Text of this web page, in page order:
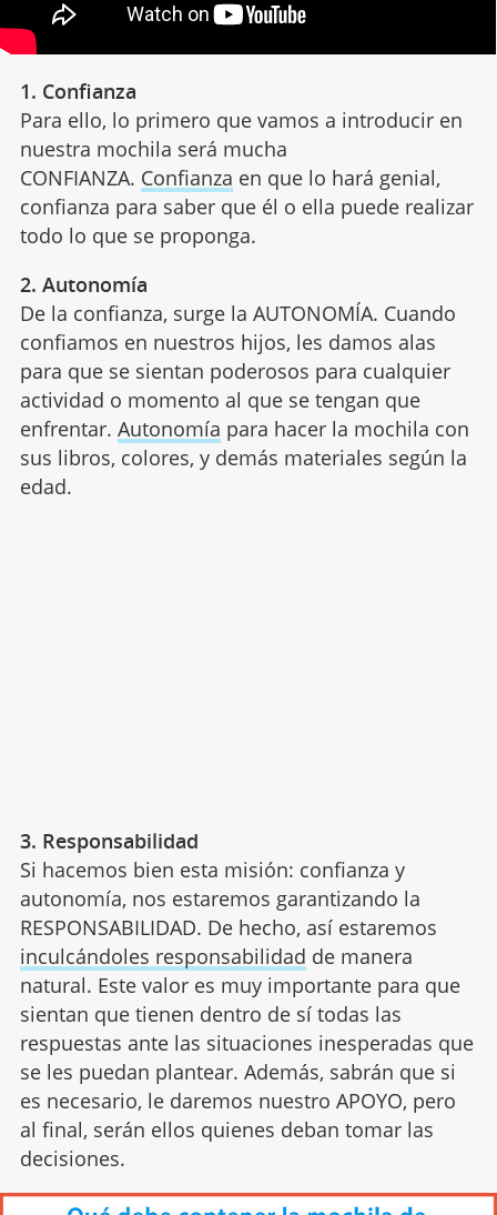
1. Confianza
Para ello, lo primero que vamos a introducir en
nuestra mochila será mucha
CONFIANZA. Confianza en que lo hará genial,
confianza para saber que él o ella puede realizar
todo lo que se proponga.
2. Autonomía
De la confianza, surge la AUTONOMÍA. Cuando
confiamos en nuestros hijos, les damos alas
para que se sientan poderosos para cualquier
actividad o momento al que se tengan que
enfrentar. Autonomía para hacer la mochila con
sus libros, colores, y demás materiales según la
edad.
3. Responsabilidad
Si hacemos bien esta misión: confianza y
autonomía, nos estaremos garantizando la
RESPONSABILIDAD. De hecho, así estaremos
inculcándoles responsabilidad de manera
natural. Este valor es muy importante para que
sientan que tienen dentro de sí todas las
respuestas ante las situaciones inesperadas que
se les puedan plantear. Además, sabrán que si
es necesario, le daremos nuestro APOYO, pero
al final, serán ellos quienes deban tomar las
decisiones.